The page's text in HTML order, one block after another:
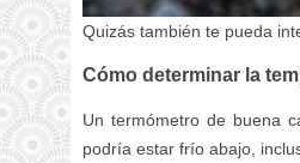
Quizás también te pueda
Cómo determinar la
Un termómetro de buena
podría estar frío abajo,